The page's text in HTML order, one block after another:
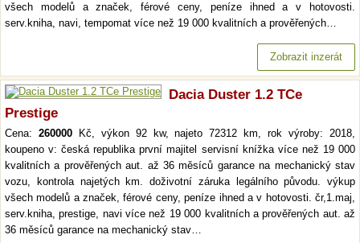
všech modelů a značek, férové ceny, peníze ihned a v hotovosti.
serv.kniha, navi, tempomat více než 19 000 kvalitních a prověřených…
Zobrazit inzerát
Dacia Duster 1.2 TCe
Prestige
Cena: 260000Kč, výkon 92 kw, najeto 72312 km, rok výroby: 2018,
koupeno v: česká republika první majitel servisní knížka více než 19 000
kvalitních a prověřených aut. až 36 měsíců garance na mechanický stav
vozu, kontrola najetých km. doživotní záruka legálního původu. výkup
všech modelů a značek, férové ceny, peníze ihned a v hotovosti. čr,1.maj,
serv.kniha, prestige, navi více než 19 000 kvalitních a prověřených aut. až
36 měsíců garance na mechanický stav…